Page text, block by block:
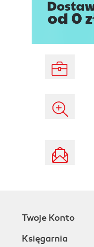
Twoje Konto
Księgarnia